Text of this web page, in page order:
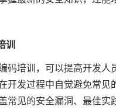
训
码培训，可以提高开发人
开发过程中自觉避免常见
常见的安全漏洞、最佳实